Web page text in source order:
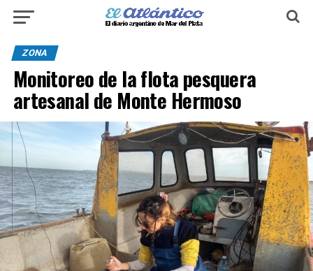
ZONA
Monitoreo de la flota pesquera
artesanal de Monte Hermoso